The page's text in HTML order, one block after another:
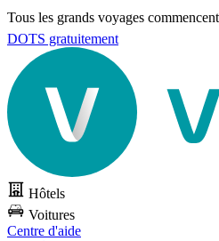
Tous les grands voyages
DOTS gratuitement
Hôtels
Voitures
Centre d'aide